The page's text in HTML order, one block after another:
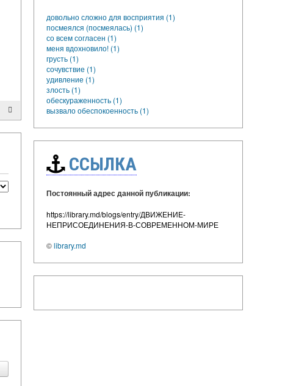
довольно сложно для восприятия (1)
посмеялся (посмеялась) (1)
со всем согласен (1)
меня вдохновило! (1)
грусть (1)
сочувствие (1)
удивление (1)
злость (1)
обескураженность (1)
вызвало обеспокоенность (1)
ССЫЛКА
Постоянный адрес данной публикации:
https://library.md/blogs/entry/ДВИЖЕНИЕ-
НЕПРИСОЕДИНЕНИЯ-В-СОВРЕМЕННОМ-МИРЕ
©library.md